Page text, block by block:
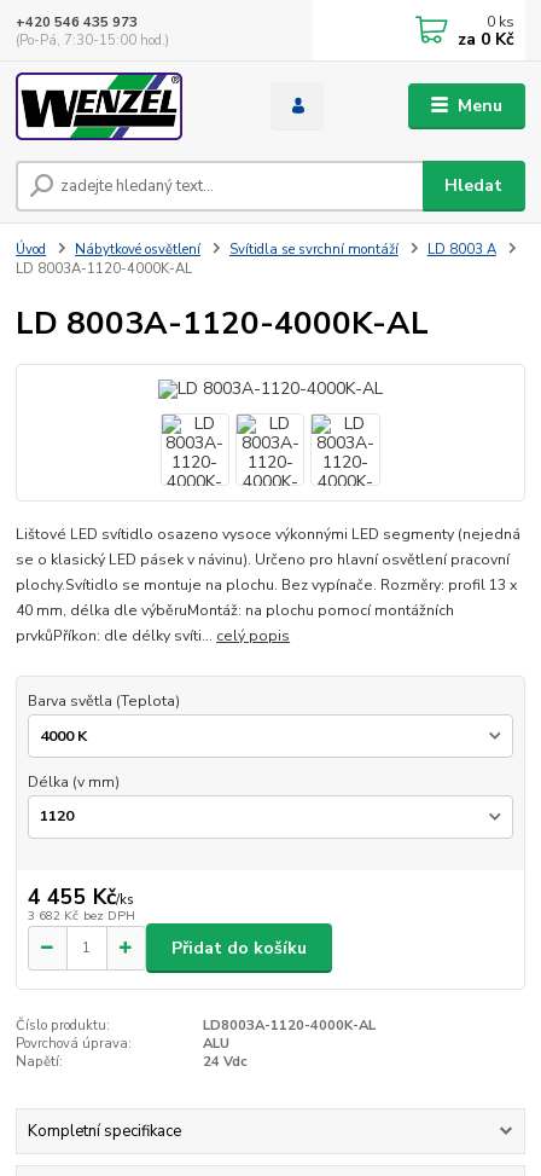
Menu
Hledat
+420 546 435 973
(Po-Pá, 7:30-15:00 hod.)
0 ks
za 0 Kč
Úvod Nábytkové osvětlení Svítidla se svrchní montáží
LD 8003 A
LD 8003A-1120-4000K-AL
LD 8003A-1120-4000K-AL
Lištové LED svítidlo osazeno vysoce výkonnými LED segmenty (nejedná
se o klasický LED pásek v návinu). Určeno pro hlavní osvětlení pracovní
plochy.Svítidlo se montuje na plochu. Bez vypínače. Rozměry: profil 13 x
40 mm, délka dle výběruMontáž: na plochu pomocí montážních
prvkůPříkon: dle délky svíti... celý popis
Barva světla (Teplota)
Délka (v mm)
4 455 Kč/ks
3 682 Kč bez DPH
Přidat do košíku
Číslo produktu:
LD8003A-1120-4000K-AL
Povrchová úprava:
ALU
Napětí:
24 Vdc
Kompletní specifikace